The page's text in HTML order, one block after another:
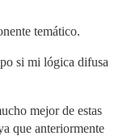
temático.
si mi lógica difusa
mejor de estas
que anteriormente